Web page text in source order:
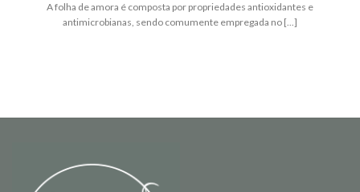
A folha de amora é composta por propriedades antioxidantes e
antimicrobianas, sendo comumente empregada no [...]